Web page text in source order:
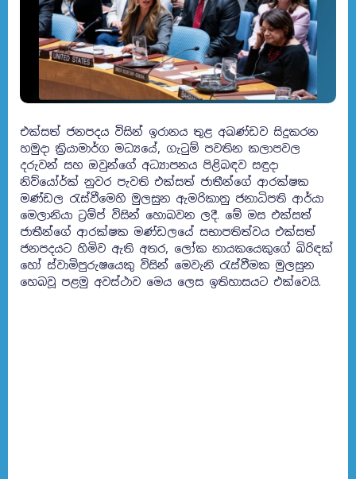
එක්සත් ජනපදය විසින් ඉරානය තුළ අඛණ්ඩව සිදුකරන
හමුදා ක්‍රියාමාර්ග මධ්‍යයේ, ගැටුම් පවතින කලාපවල
දරුවන් සහ ඔවුන්ගේ අධ්‍යාපනය පිළිබඳව සඳුදා
නිව්යෝර්ක් නුවර පැවති එක්සත් ජාතීන්ගේ ආරක්ෂක
මණ්ඩල රැස්වීමෙහි මුලසුන ඇමරිකානු ජනාධිපති ආර්යා
මෙලානියා ට්‍රම්ප් විසින් හොබවන ලදී. මේ මස එක්සත්
ජාතීන්ගේ ආරක්ෂක මණ්ඩලයේ සභාපතිත්වය එක්සත්
ජනපදයට හිමිව ඇති අතර, ලෝක නායකයෙකුගේ බිරිඳක්
හෝ ස්වාමිපුරුෂයෙකු විසින් මෙවැනි රැස්වීමක මුලසුන
හෙබවූ පළමු අවස්ථාව මෙය ලෙස ඉතිහාසයට එක්වෙයි.